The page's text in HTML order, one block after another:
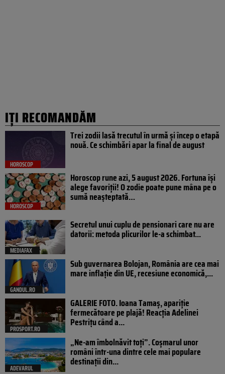
IȚI RECOMANDĂM
HOROSCOP
Trei zodii lasă trecutul în urmă și încep o etapă
nouă. Ce schimbări apar la final de august
HOROSCOP
Horoscop rune azi, 5 august 2026. Fortuna își
alege favoriții! O zodie poate pune mâna pe o
sumă neașteptată…
MEDIAFAX
Secretul unui cuplu de pensionari care nu are
datorii: metoda plicurilor le-a schimbat...
GANDUL.RO
Sub guvernarea Bolojan, România are cea mai
mare inflație din UE, recesiune economică,...
PROSPORT.RO
GALERIE FOTO. Ioana Tamaş, apariție
fermecătoare pe plajă! Reacția Adelinei
Pestrițu când a...
ADEVARUL
„Ne-am îmbolnăvit toți”. Coșmarul unor
români într-una dintre cele mai populare
destinații din...